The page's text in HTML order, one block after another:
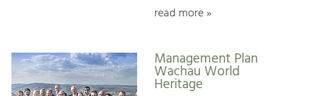
read more »
Management Plan
Wachau World
Heritage